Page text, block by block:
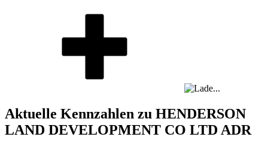
Aktuelle Kennzahlen zu HENDERSON
LAND DEVELOPMENT CO LTD ADR